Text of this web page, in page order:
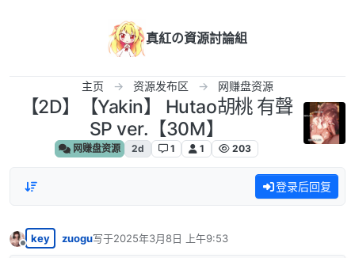
真紅の資源討論組
主页 资源发布区 网赚盘资源
【2D】【Yakin】 Hutao胡桃 有聲
SP ver.【30M】
网赚盘资源 2d 1 1 203
登录后回复
离线
key zuogu写于2025年3月8日 上午9:53
最后由 编辑